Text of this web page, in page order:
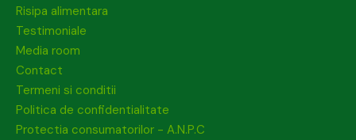
Risipa alimentara
Testimoniale
Media room
Contact
Termeni si conditii
Politica de confidentialitate
Protectia consumatorilor - A.N.P.C